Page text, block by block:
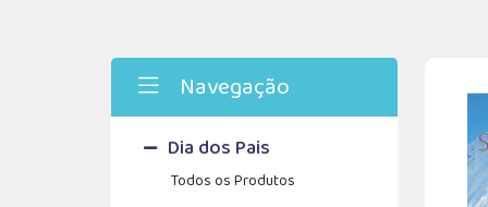
Navegação
Dia dos Pais
Todos os Produtos